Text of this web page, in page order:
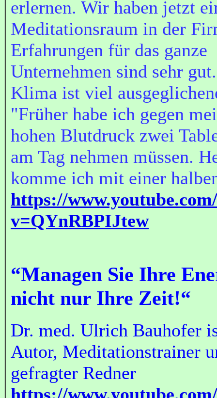
erlernen. Wir haben jetzt
Meditationsraum in der
Erfahrungen für das ganze
Unternehmen sind sehr
Klima ist viel
"Früher habe ich gegen
hohen Blutdruck zwei
am Tag nehmen müssen.
komme ich mit einer
https://
v=QYnRBPIJtew
“Managen Sie Ihre
nicht nur Ihre Zeit!“
Dr. med. Ulrich Bauhofer
Autor, Meditationstrainer
gefragter Redner